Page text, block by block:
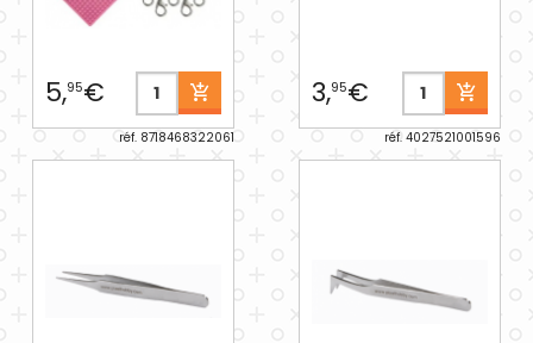
5,95€
réf. 8718468322061
3,95€
réf. 4027521001596